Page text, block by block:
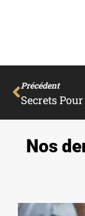
Précédent
Nos